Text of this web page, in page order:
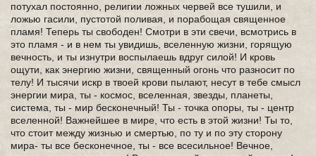
потухал постоянно, религии ложных червей все тушили, и
ложью гасили, пустотой поливая, и порабощая священное
пламя! Теперь ты свободен! Смотри в эти свечи, всмотрись в
это пламя - и в нем ты увидишь, вселенную жизни, горящую
вечность, и ты изнутри воспылаешь вдруг силой! И кровь
ощути, как энергию жизни, священный огонь что разносит по
телу! И тысячи искр в твоей крови пылают, несут в тебе смысл
энергии мира, ты - космос, вселенная, звезды, планеты,
система, ты - мир бесконечный! Ты - точка опоры, ты - центр
вселенной! Важнейшее в мире, что есть в этой жизни! Ты то,
что стоит между жизнью и смертью, по ту и по эту сторону
мира- ты все бесконечное, ты - все всесильное! Вечное,